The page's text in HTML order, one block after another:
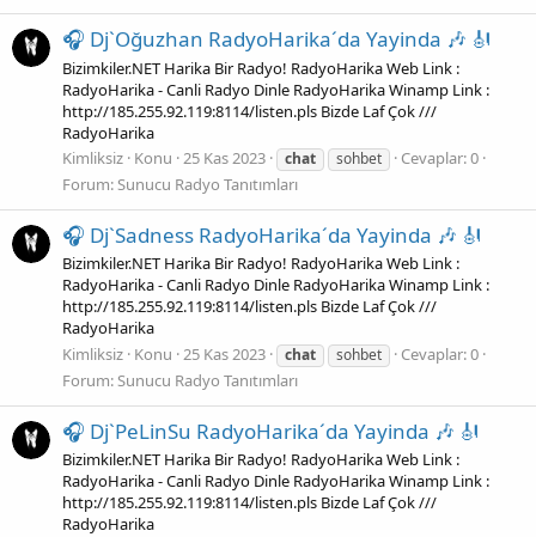
🎧 Dj`Oğuzhan RadyoHarika´da Yayinda 🎶 🎻
Bizimkiler.NET Harika Bir Radyo! RadyoHarika Web Link :
RadyoHarika - Canli Radyo Dinle RadyoHarika Winamp Link :
http://185.255.92.119:8114/listen.pls Bizde Laf Çok ///
RadyoHarika
Kimliksiz Konu 25 Kas 2023 chat sohbet
Cevaplar: 0
Forum:Sunucu Radyo Tanıtımları
🎧 Dj`Sadness RadyoHarika´da Yayinda 🎶 🎻
Bizimkiler.NET Harika Bir Radyo! RadyoHarika Web Link :
RadyoHarika - Canli Radyo Dinle RadyoHarika Winamp Link :
http://185.255.92.119:8114/listen.pls Bizde Laf Çok ///
RadyoHarika
Kimliksiz Konu 25 Kas 2023 chat sohbet
Cevaplar: 0
Forum: Sunucu Radyo Tanıtımları
🎧 Dj`PeLinSu RadyoHarika´da Yayinda 🎶 🎻
Bizimkiler.NET Harika Bir Radyo! RadyoHarika Web Link :
RadyoHarika - Canli Radyo Dinle RadyoHarika Winamp Link :
http://185.255.92.119:8114/listen.pls Bizde Laf Çok ///
RadyoHarika